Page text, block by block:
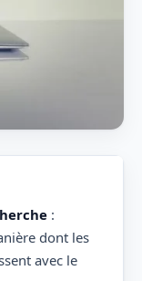
:
dont les
avec le